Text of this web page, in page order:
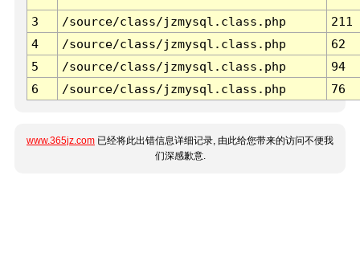
3 /source/class/jzmysql.class.php
211
4
/source/class/jzmysql.class.php
62
5
/source/class/jzmysql.class.php
94
6
/source/class/jzmysql.class.php 76
www.365jz.com 已经将此出错信息详细记录, 由此给您带来的访问不便我
们深感歉意.